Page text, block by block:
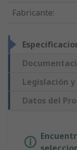
Fabricante:
Legislación
Datos del